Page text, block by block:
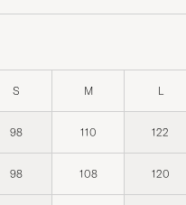
S M L
98 110 122
98 108 120